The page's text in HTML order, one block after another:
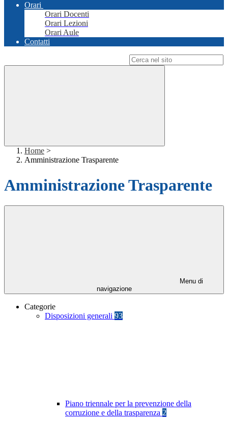
Orari
Orari Docenti
Orari Lezioni
Orari Aule
Contatti
Home >
Amministrazione Trasparente
Amministrazione Trasparente
Menu di
navigazione
Categorie
Disposizioni generali 93
Piano triennale per la prevenzione della
corruzione e della trasparenza 2